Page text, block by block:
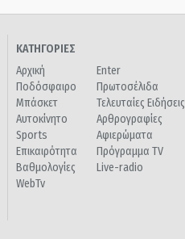
ΚΑΤΗΓΟΡΙΕΣ
Αρχική
Ποδόσφαιρο
Μπάσκετ
Αυτοκίνητο
Sports
Επικαιρότητα
Βαθμολογίες
WebTv
Enter
Πρωτοσέλιδα
Τελευταίες Ειδήσεις
Αρθρογραφίες
Αφιερώματα
Πρόγραμμα TV
Live-radio